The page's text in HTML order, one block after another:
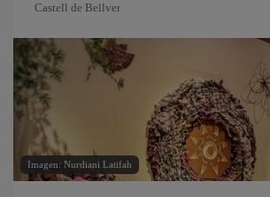
Castell de Bellver
Imagen: Nurdiani Latifah